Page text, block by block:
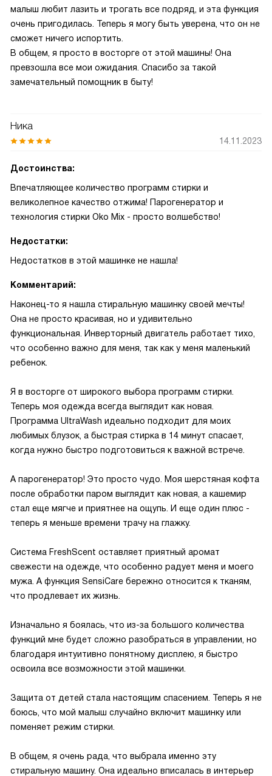
малыш любит лазить и трогать все подряд, и эта функция
очень пригодилась. Теперь я могу быть уверена, что он не
сможет ничего испортить.
В общем, я просто в восторге от этой машины! Она
превзошла все мои ожидания. Спасибо за такой
замечательный помощник в быту!
Ника
14.11.2023
Достоинства:
Впечатляющее количество программ стирки и
великолепное качество отжима! Парогенератор и
технология стирки Oko Mix - просто волшебство!
Недостатки:
Недостатков в этой машинке не нашла!
Комментарий:
Наконец-то я нашла стиральную машинку своей мечты!
Она не просто красивая, но и удивительно
функциональная. Инверторный двигатель работает тихо,
что особенно важно для меня, так как у меня маленький
ребенок.
Я в восторге от широкого выбора программ стирки.
Теперь моя одежда всегда выглядит как новая.
Программа UltraWash идеально подходит для моих
любимых блузок, а быстрая стирка в 14 минут спасает,
когда нужно быстро подготовиться к важной встрече.
А парогенератор! Это просто чудо. Моя шерстяная кофта
после обработки паром выглядит как новая, а кашемир
стал еще мягче и приятнее на ощупь. И еще один плюс -
теперь я меньше времени трачу на глажку.
Система FreshScent оставляет приятный аромат
свежести на одежде, что особенно радует меня и моего
мужа. А функция SensiCare бережно относится к тканям,
что продлевает их жизнь.
Изначально я боялась, что из-за большого количества
функций мне будет сложно разобраться в управлении, но
благодаря интуитивно понятному дисплею, я быстро
освоила все возможности этой машинки.
Защита от детей стала настоящим спасением. Теперь я не
боюсь, что мой малыш случайно включит машинку или
поменяет режим стирки.
В общем, я очень рада, что выбрала именно эту
стиральную машину. Она идеально вписалась в интерьер